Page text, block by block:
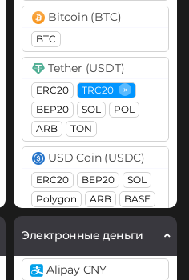
Bitcoin (BTC)
BTC
Tether (USDT)
ERC20 TRC20 ×
BEP20 SOL
POL
ARB
TON
USD Coin (USDC)
ERC20 BEP20
SOL
Polygon
ARB BASE
Электронные деньги
Alipay CNY